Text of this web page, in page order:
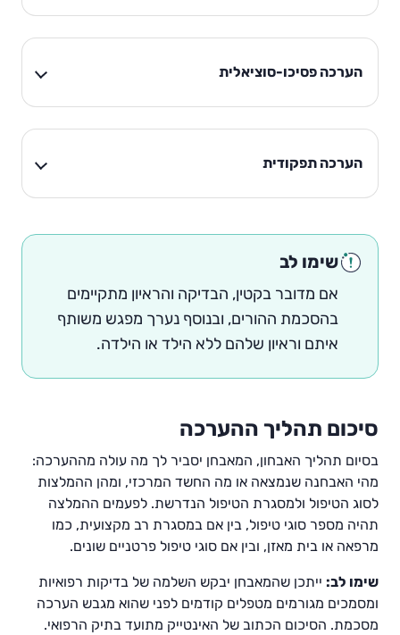
הערכה פסיכו-סוציאלית
הערכה תפקודית
שימו לב
אם מדובר בקטין, הבדיקה והראיון מתקיימים
בהסכמת ההורים, ובנוסף נערך מפגש משותף
איתם וראיון שלהם ללא הילד או הילדה.
סיכום תהליך ההערכה
בסיום תהליך האבחון, המאבחן יסביר לך מה עולה מההערכה:
מהי האבחנה שנמצאה או מה החשד המרכזי, ומהן ההמלצות
לסוג הטיפול ולמסגרת הטיפול הנדרשת. לפעמים ההמלצה
תהיה מספר סוגי טיפול, בין אם במסגרת רב מקצועית, כמו
מרפאה או בית מאזן, ובין אם סוגי טיפול פרטניים שונים.
שימו לב: ייתכן שהמאבחן יבקש השלמה של בדיקות רפואיות
ומסמכים מגורמים מטפלים קודמים לפני שהוא מגבש הערכה
מסכמת. הסיכום הכתוב של האינטייק מתועד בתיק הרפואי.